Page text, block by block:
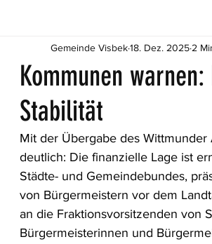
Kommunen
Stabilität
Gemeinde Visbek18. Dez. 2025 2
Mit der Übergabe des
deutlich: Die finanzielle Lage ist
Städte- und Gemeindebundes,
von Bürgermeistern vor dem
an die Fraktionsvorsitzenden von
Bürgermeisterinnen und